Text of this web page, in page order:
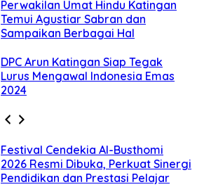
Perwakilan Umat Hindu Katingan
Temui Agustiar Sabran dan
Sampaikan Berbagai Hal
DPC Arun Katingan Siap Tegak
Lurus Mengawal Indonesia Emas
2024
Festival Cendekia Al-Busthomi
2026 Resmi Dibuka, Perkuat Sinergi
Pendidikan dan Prestasi Pelajar